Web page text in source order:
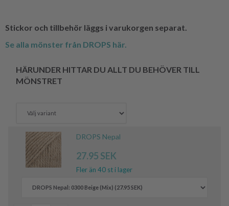
Stickor och tillbehör läggs i varukorgen separat.
Se alla mönster från DROPS här.
HÄRUNDER HITTAR DU ALLT DU BEHÖVER TILL
MÖNSTRET
DROPS Nepal
27.95 SEK
Fler än 40 st i lager